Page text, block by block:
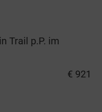
Trail p.P. im
€ 921